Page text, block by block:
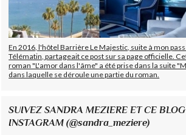
En 2016, l'hôtel Barrière Le Majestic, suite à mon
Télématin, partageait ce post sur sa page officielle.
roman "L'amor dans l'âme" a été prise dans la suite
dans laquelle se déroule une partie du roman.
SUIVEZ SANDRA MEZIERE ET CE
INSTAGRAM (@sandra_meziere)